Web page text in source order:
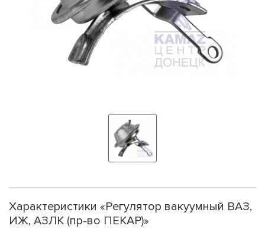
Характеристики «Регулятор вакуумный ВАЗ,
ИЖ, АЗЛК (пр-во ПЕКАР)»